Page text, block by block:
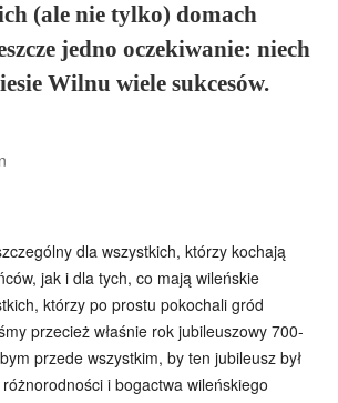
(ale nie tylko) domach
jedno oczekiwanie: niech
Wilnu wiele sukcesów.
dla wszystkich, którzy kochają
jak i dla tych, co mają wileńskie
którzy po prostu pokochali gród
przecież właśnie rok jubileuszowy 700-
przede wszystkim, by ten jubileusz był
i bogactwa wileńskiego